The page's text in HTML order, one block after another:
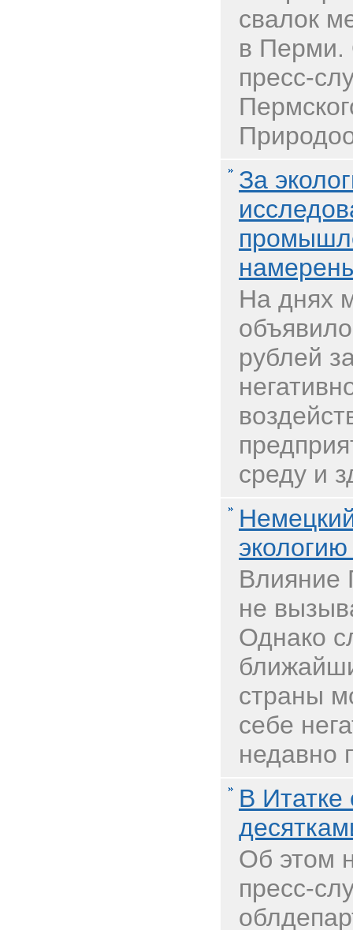
свалок
в Перми.
пресс-
За
На днях
рублей
среду и
Влияние
не
Однако
страны
себе
недавно
В Итатке
Об этом
пресс-